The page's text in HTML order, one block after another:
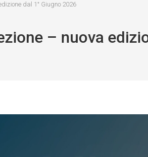
dal 1° Giugno 2026
– nuova